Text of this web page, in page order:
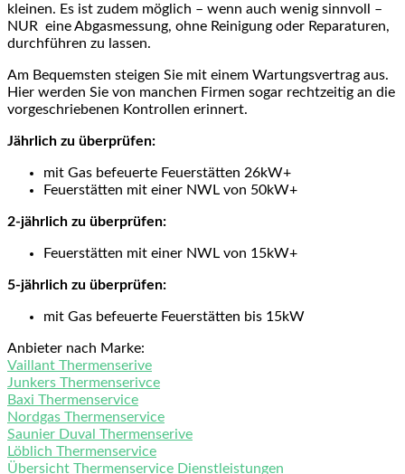
kleinen. Es ist zudem möglich – wenn auch wenig sinnvoll –
NUR eine Abgasmessung, ohne Reinigung oder Reparaturen,
durchführen zu lassen.
Am Bequemsten steigen Sie mit einem Wartungsvertrag aus.
Hier werden Sie von manchen Firmen sogar rechtzeitig an die
vorgeschriebenen Kontrollen erinnert.
Jährlich zu überprüfen:
mit Gas befeuerte Feuerstätten 26kW+
Feuerstätten mit einer NWL von 50kW+
2-jährlich zu überprüfen:
Feuerstätten mit einer NWL von 15kW+
5-jährlich zu überprüfen:
mit Gas befeuerte Feuerstätten bis 15kW
Anbieter nach Marke:
Vaillant Thermenserive
Junkers Thermenserivce
Baxi Thermenservice
Nordgas Thermenservice
Saunier Duval Thermenserive
Löblich Thermenservice
Übersicht Thermenservice Dienstleistungen